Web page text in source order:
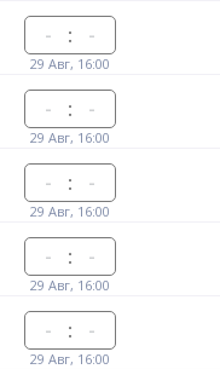
:
29 Авг, 16:00
:
29 Авг, 16:00
:
29 Авг, 16:00
:
29 Авг, 16:00
:
29 Авг, 16:00